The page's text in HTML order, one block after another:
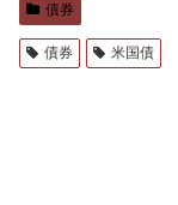
債券
債券 米国債